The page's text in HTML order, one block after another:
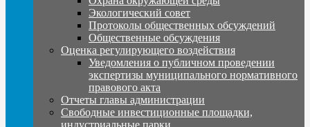
Экологический совет
Протоколы общественных обсуждений
Общественные обсуждения
Оценка регулирующего воздействия
Уведомления о публичном проведении
экспертизы муниципального нормативного
правового акта
Отчеты главы администрации
Свободные инвестиционные площадки,
индустриальные парки